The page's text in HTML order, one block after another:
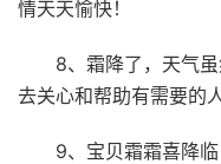
情天天愉快！
8、霜降了，天气
去关心和帮助有需要的
9、宝贝霜霜喜降